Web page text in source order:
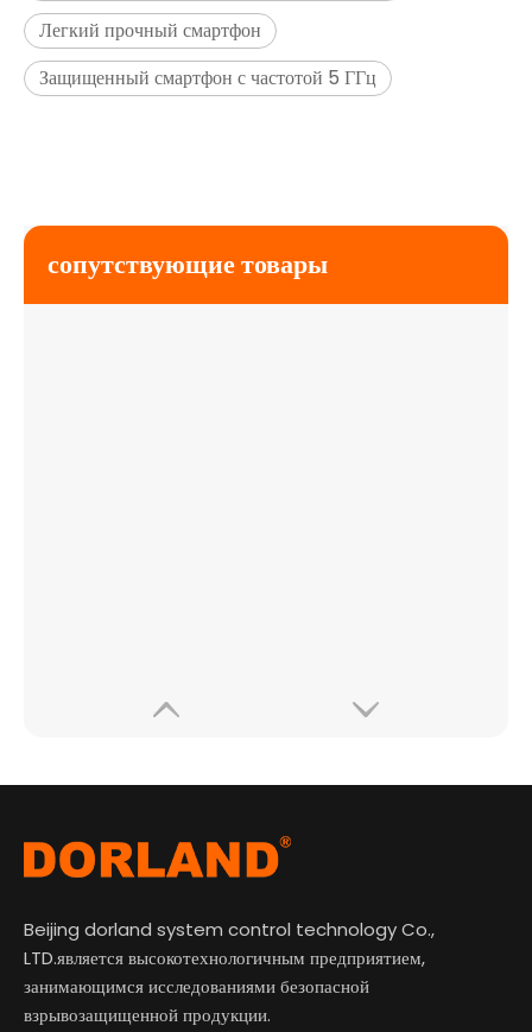
Легкий прочный смартфон
Защищенный смартфон с частотой 5 ГГц
сопутствующие товары
Beijing dorland system control technology Co.,
LTD.является высокотехнологичным предприятием,
занимающимся исследованиями безопасной
взрывозащищенной продукции.